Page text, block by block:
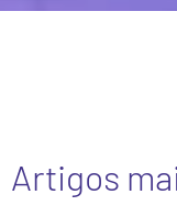
Artigos